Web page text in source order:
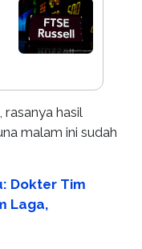
hasil
malam ini sudah
Dokter Tim
Laga,